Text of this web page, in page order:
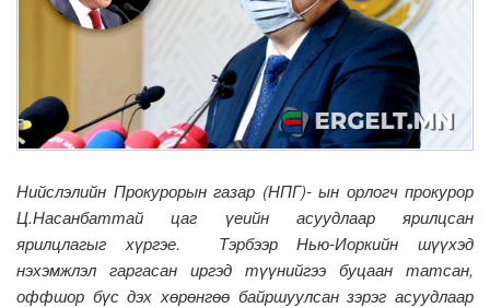
Нийслэлийн Прокурорын газар (НПГ)- ын орлогч прокурор
Ц.Насанбаттай цаг үеийн асуудлаар ярилцсан
ярилцлагыг хүргэе. Тэрбээр Нью-Иоркийн шүүхэд
нэхэмжлэл гаргасан иргэд түүнийгээ буцаан татсан,
оффшор бүс дэх хөрөнгөө байршуулсан зэрэг асуудлаар